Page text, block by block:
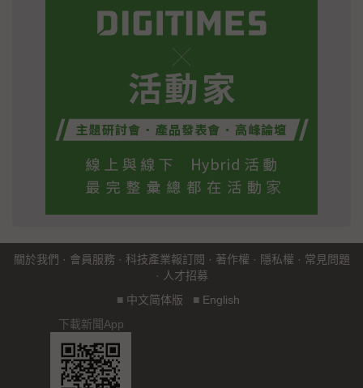
關於我們 · 會員服務 · 科技產業報訂閱 · 著作權 · 隱私權 · 常見問題
· 人才招募
■ 中文简体版 ■ English
下載新聞App